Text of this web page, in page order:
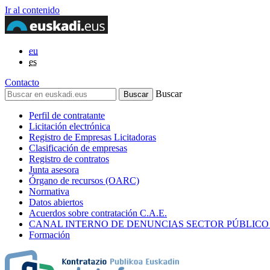
Ir al contenido
eu
es
Contacto
Buscar
Perfil de contratante
Licitación electrónica
Registro de Empresas Licitadoras
Clasificación de empresas
Registro de contratos
Junta asesora
Órgano de recursos (OARC)
Normativa
Datos abiertos
Acuerdos sobre contratación C.A.E.
CANAL INTERNO DE DENUNCIAS SECTOR
Formación